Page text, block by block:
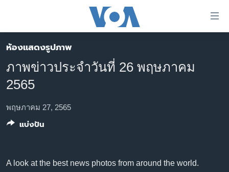
ต่อ
ไป
เนื้อหา
ข้าม
ไป
ข้าม
หน้าหลัก
โลก
เอเชีย
สหรัฐฯ
ไทย
วิทยาศาสตร์
ห้องแสดงรูปภาพ
ภาพข่าวประจำวันที่ 26 พฤษภาคม
2565
พฤษภาคม 27, 2565
A look at the best news photos from around the world.
แบ่งปัน